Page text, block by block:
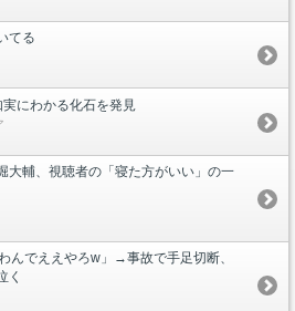
てる
にわかる化石を発見
大輔、視聴者の「寝た方がいい」の一
んでええやろw」→事故で手足切断、
く